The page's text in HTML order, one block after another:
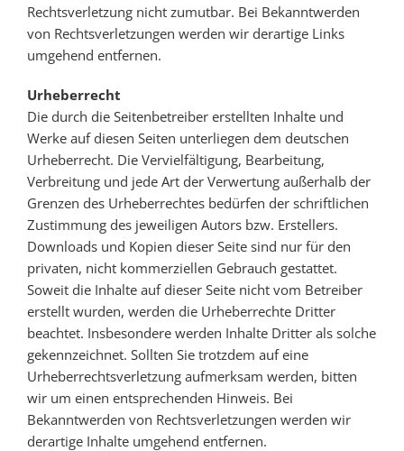
Rechtsverletzung nicht zumutbar. Bei Bekanntwerden
von Rechtsverletzungen werden wir derartige Links
umgehend entfernen.
Urheberrecht
Die durch die Seitenbetreiber erstellten Inhalte und
Werke auf diesen Seiten unterliegen dem deutschen
Urheberrecht. Die Vervielfältigung, Bearbeitung,
Verbreitung und jede Art der Verwertung außerhalb der
Grenzen des Urheberrechtes bedürfen der schriftlichen
Zustimmung des jeweiligen Autors bzw. Erstellers.
Downloads und Kopien dieser Seite sind nur für den
privaten, nicht kommerziellen Gebrauch gestattet.
Soweit die Inhalte auf dieser Seite nicht vom Betreiber
erstellt wurden, werden die Urheberrechte Dritter
beachtet. Insbesondere werden Inhalte Dritter als solche
gekennzeichnet. Sollten Sie trotzdem auf eine
Urheberrechtsverletzung aufmerksam werden, bitten
wir um einen entsprechenden Hinweis. Bei
Bekanntwerden von Rechtsverletzungen werden wir
derartige Inhalte umgehend entfernen.